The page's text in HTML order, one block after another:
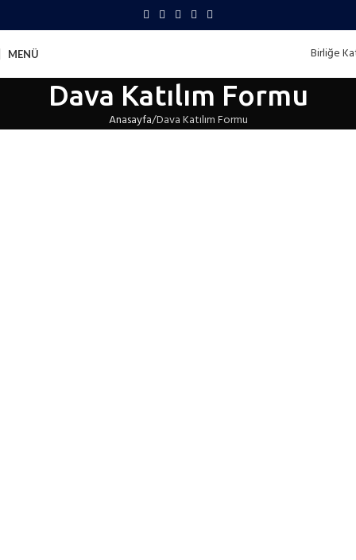
MENÜ Birliğe
Dava Katılım Formu
Anasayfa Dava Katılım Formu